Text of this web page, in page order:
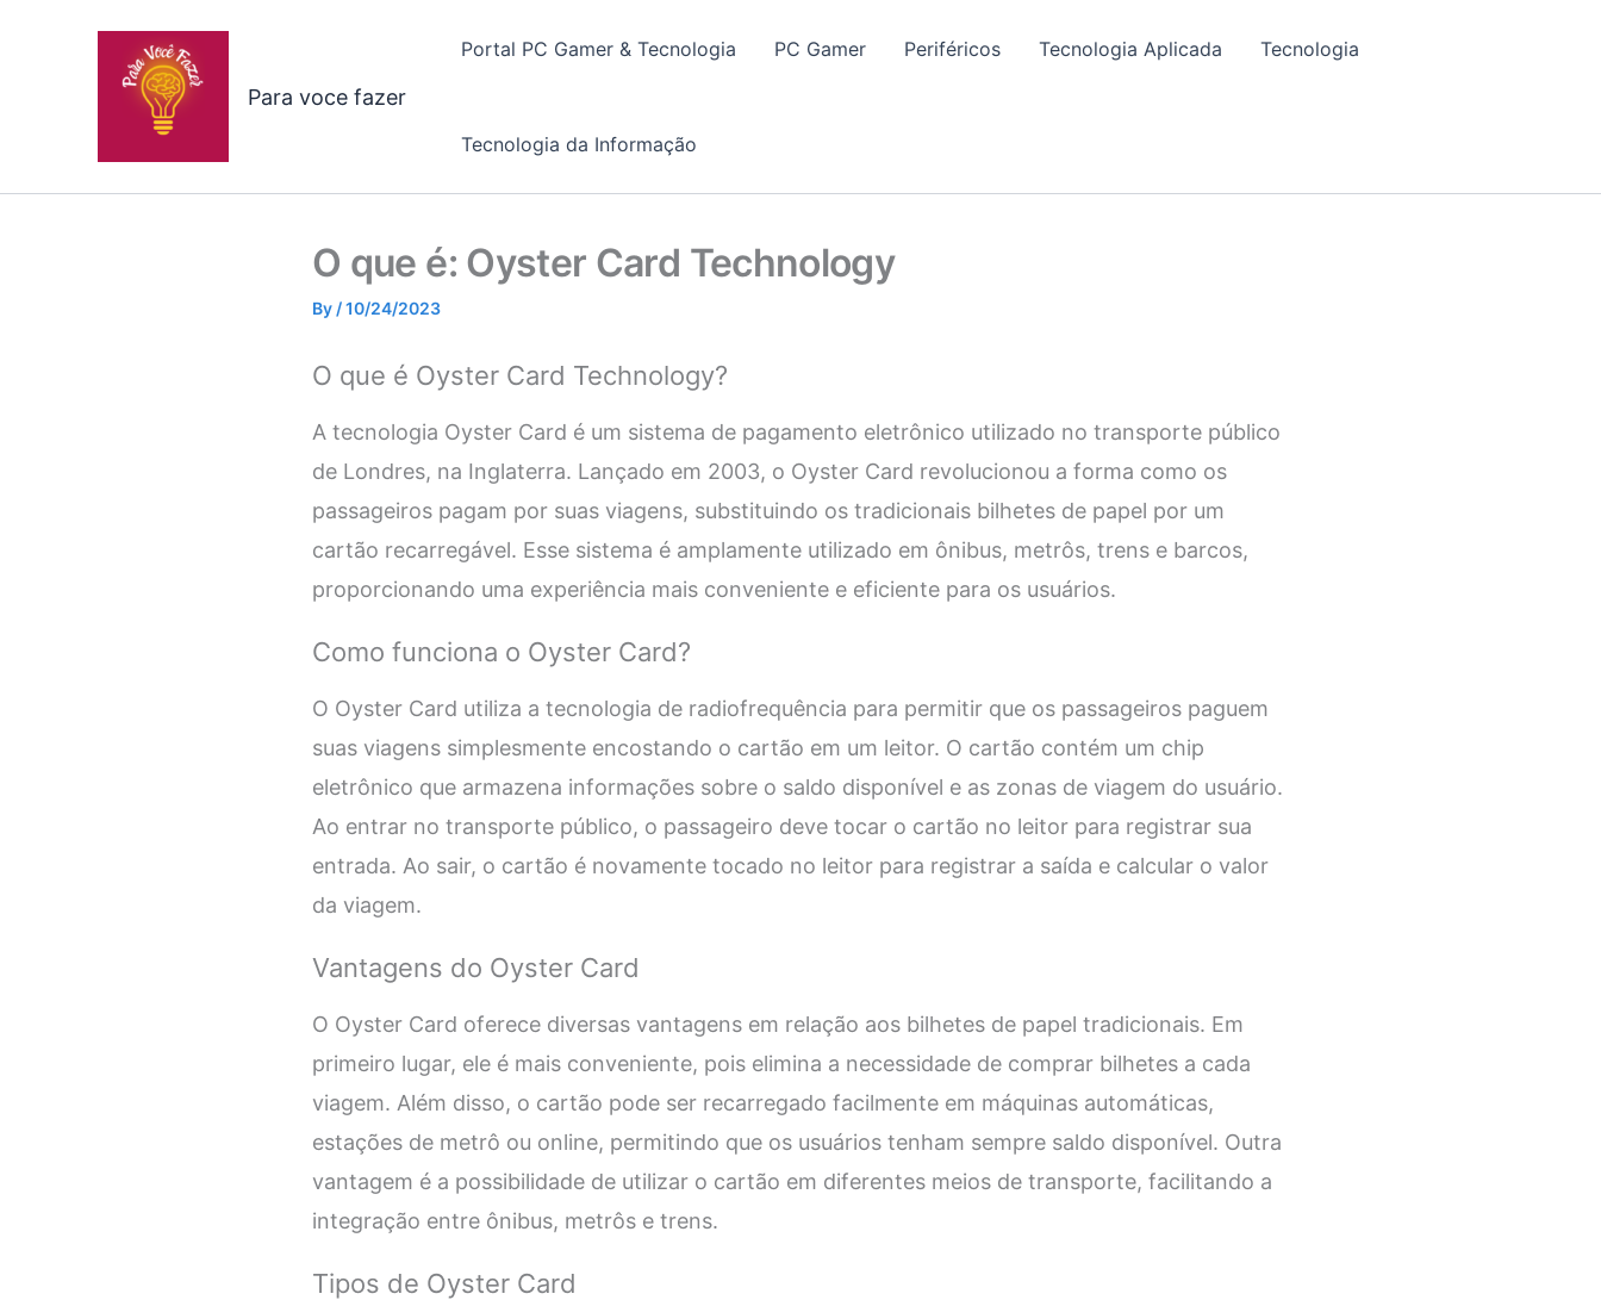
Para voce fazer
Portal PC Gamer & Tecnologia PC Gamer Periféricos Tecnologia Aplicada Tecnologia
Tecnologia da Informação
O que é: Oyster Card Technology
By /10/24/2023
O que é Oyster Card Technology?
A tecnologia Oyster Card é um sistema de pagamento eletrônico utilizado no transporte público
de Londres, na Inglaterra. Lançado em 2003, o Oyster Card revolucionou a forma como os
passageiros pagam por suas viagens, substituindo os tradicionais bilhetes de papel por um
cartão recarregável. Esse sistema é amplamente utilizado em ônibus, metrôs, trens e barcos,
proporcionando uma experiência mais conveniente e eficiente para os usuários.
Como funciona o Oyster Card?
O Oyster Card utiliza a tecnologia de radiofrequência para permitir que os passageiros paguem
suas viagens simplesmente encostando o cartão em um leitor. O cartão contém um chip
eletrônico que armazena informações sobre o saldo disponível e as zonas de viagem do usuário.
Ao entrar no transporte público, o passageiro deve tocar o cartão no leitor para registrar sua
entrada. Ao sair, o cartão é novamente tocado no leitor para registrar a saída e calcular o valor
da viagem.
Vantagens do Oyster Card
O Oyster Card oferece diversas vantagens em relação aos bilhetes de papel tradicionais. Em
primeiro lugar, ele é mais conveniente, pois elimina a necessidade de comprar bilhetes a cada
viagem. Além disso, o cartão pode ser recarregado facilmente em máquinas automáticas,
estações de metrô ou online, permitindo que os usuários tenham sempre saldo disponível. Outra
vantagem é a possibilidade de utilizar o cartão em diferentes meios de transporte, facilitando a
integração entre ônibus, metrôs e trens.
Tipos de Oyster Card